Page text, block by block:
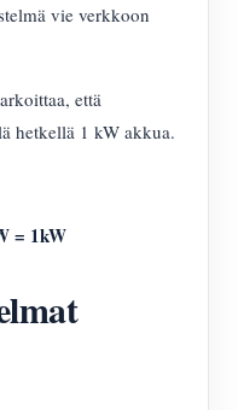
vie verkkoon
että
hetkellä 1 kW akkua.
= 1kW